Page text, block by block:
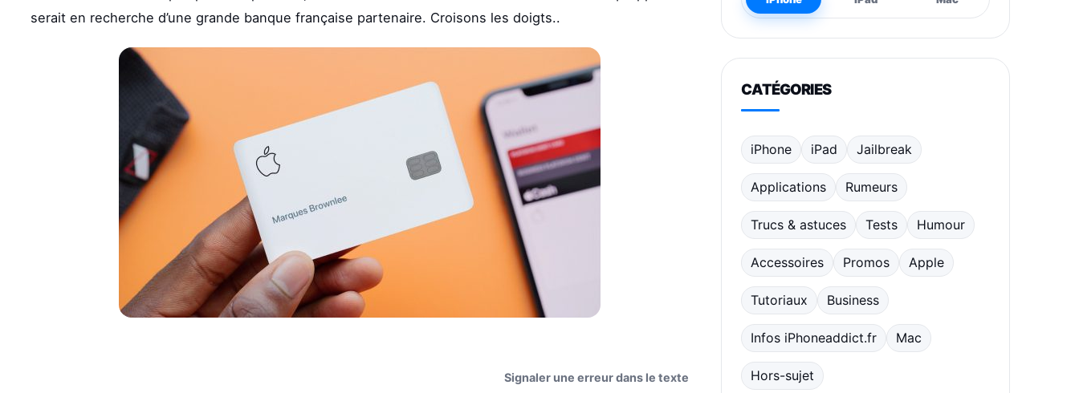
serait en recherche d’une grande banque française partenaire. Croisons les doigts..
Signaler une erreur dans le texte
CATÉGORIES
iPhone iPad Jailbreak
Applications Rumeurs
Trucs & astuces Tests Humour
Accessoires Promos Apple
Tutoriaux Business
Infos iPhoneaddict.fr Mac
Hors-sujet